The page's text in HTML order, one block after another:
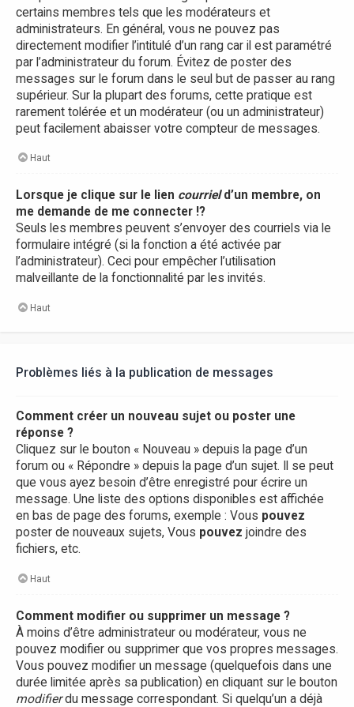
certains membres tels que les modérateurs et
administrateurs. En général, vous ne pouvez pas
directement modifier l’intitulé d’un rang car il est paramétré
par l’administrateur du forum. Évitez de poster des
messages sur le forum dans le seul but de passer au rang
supérieur. Sur la plupart des forums, cette pratique est
rarement tolérée et un modérateur (ou un administrateur)
peut facilement abaisser votre compteur de messages.
Haut
Lorsque je clique sur le lien courrield’un membre, on
me demande de me connecter !?
Seuls les membres peuvent s’envoyer des courriels via le
formulaire intégré (si la fonction a été activée par
l’administrateur). Ceci pour empêcher l’utilisation
malveillante de la fonctionnalité par les invités.
Haut
Problèmes liés à la publication de messages
Comment créer un nouveau sujet ou poster une
réponse ?
Cliquez sur le bouton « Nouveau » depuis la page d’un
forum ou « Répondre » depuis la page d’un sujet. Il se peut
que vous ayez besoin d’être enregistré pour écrire un
message. Une liste des options disponibles est affichée
en bas de page des forums, exemple : Vous pouvez
poster de nouveaux sujets, Vous pouvez joindre des
fichiers, etc.
Haut
Comment modifier ou supprimer un message ?
À moins d’être administrateur ou modérateur, vous ne
pouvez modifier ou supprimer que vos propres messages.
Vous pouvez modifier un message (quelquefois dans une
durée limitée après sa publication) en cliquant sur le bouton
modifierdu message correspondant. Si quelqu’un a déjà